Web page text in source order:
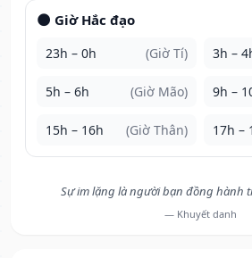
🌑 Giờ Hắc đạo
23h – 0h (Giờ Tí) 3h –
5h – 6h (Giờ Mão) 9h –
15h – 16h (Giờ Thân) 17h –
Sự im lặng là người bạn đồng hành
— Khuyết danh